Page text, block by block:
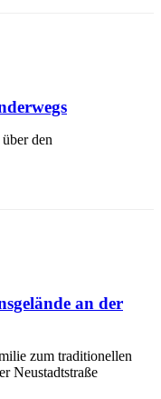
den
an der
zum traditionellen
Neustadtstraße